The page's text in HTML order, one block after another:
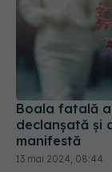
Boala fatală
declanșată și
13 mai 2024, 08:44